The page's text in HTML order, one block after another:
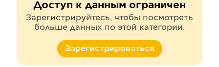
Доступ к данным ограничен
Зарегистрируйтесь, чтобы посмотреть
больше данных по этой категории.
Зарегистрироваться